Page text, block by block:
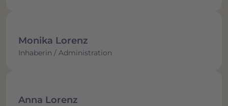
Monika Lorenz
Inhaberin / Administration
Anna Lorenz